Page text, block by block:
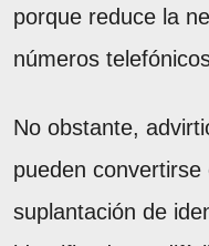
porque reduce la
números
No obstante,
pueden
suplantación de